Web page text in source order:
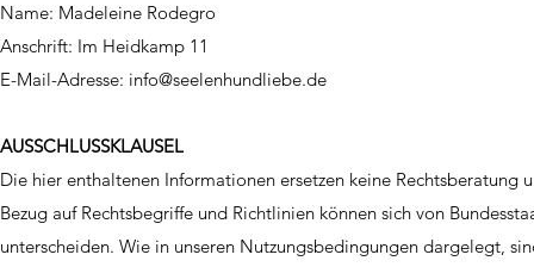
Name: Madeleine Rodegro
Anschrift: Im Heidkamp 11
E-Mail-Adresse: info@seelenhundliebe.de
AUSSCHLUSSKLAUSEL
Die hier enthaltenen Informationen ersetzen keine Rechtsberatung
Bezug auf Rechtsbegriffe und Richtlinien können sich von
unterscheiden. Wie in unseren Nutzungsbedingungen dargelegt,